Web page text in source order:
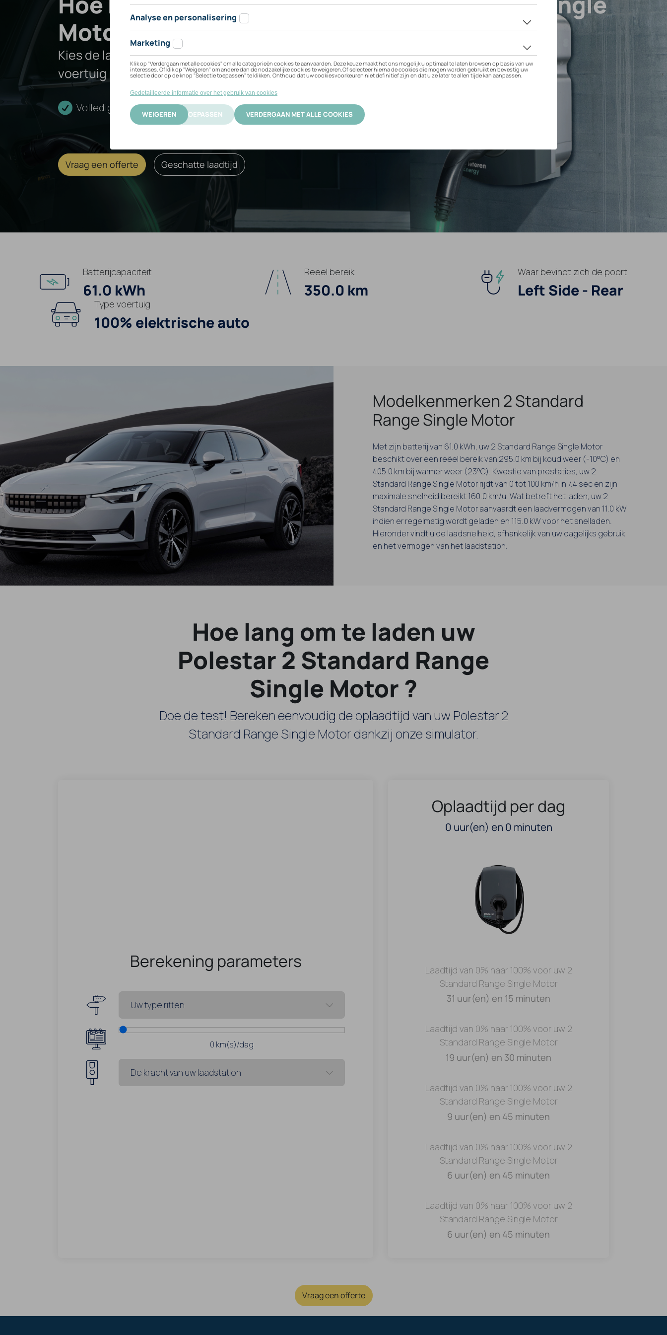
Standard
Range
Single
Motor
Motor opladen?
Kies de laadoplossing die het beste bij uw elektrische
voertuig past.
Volledige installatie Certificering Activatie
Vraag een offerte Geschatte laadtijd
Batterijcapaciteit
61.0 kWh
Reëel bereik
350.0 km
Waar bevindt zich de poort
Left Side - Rear
Type voertuig
100% elektrische auto
Modelkenmerken 2 Standard
Range Single Motor
Met zijn batterij van 61.0 kWh, uw 2 Standard Range Single Motor
beschikt over een reëel bereik van 295.0 km bij koud weer (-10°C) en
405.0 km bij warmer weer (23°C). Kwestie van prestaties, uw 2
Standard Range Single Motor rijdt van 0 tot 100 km/h in 7.4 sec en zijn
maximale snelheid bereikt 160.0 km/u. Wat betreft het laden, uw 2
Standard Range Single Motor aanvaardt een laadvermogen van 11.0 kW
indien er regelmatig wordt geladen en 115.0 kW voor het snelladen.
Hieronder vindt u de laadsnelheid, afhankelijk van uw dagelijks gebruik
en het vermogen van het laadstation.
Hoe lang om te laden uw
Polestar 2 Standard Range
Single Motor ?
Doe de test! Bereken eenvoudig de oplaadtijd van uw Polestar 2
Standard Range Single Motor dankzij onze simulator.
Berekening parameters
0 km(s)/dag
Oplaadtijd per dag
0 uur(en) en 0 minuten
Laadtijd van 0% naar 100% voor uw 2
Standard Range Single Motor
31 uur(en) en 15 minuten
Laadtijd van 0% naar 100% voor uw 2
Standard Range Single Motor
19 uur(en) en 30 minuten
Laadtijd van 0% naar 100% voor uw 2
Standard Range Single Motor
9 uur(en) en 45 minuten
Laadtijd van 0% naar 100% voor uw 2
Standard Range Single Motor
6 uur(en) en 45 minuten
Laadtijd van 0% naar 100% voor uw 2
Standard Range Single Motor
6 uur(en) en 45 minuten
Vraag een offerte